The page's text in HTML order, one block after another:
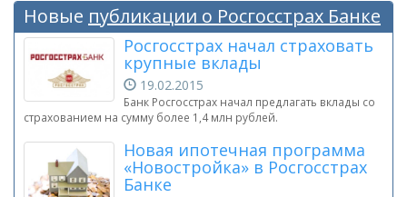
Новые публикации о Росгосстрах Банке
Росгосстрах начал страховать
крупные вклады
19.02.2015
Банк Росгосстрах начал предлагать вклады со
страхованием на сумму более 1,4 млн рублей.
Новая ипотечная программа
«Новостройка» в Росгосстрах
Банке